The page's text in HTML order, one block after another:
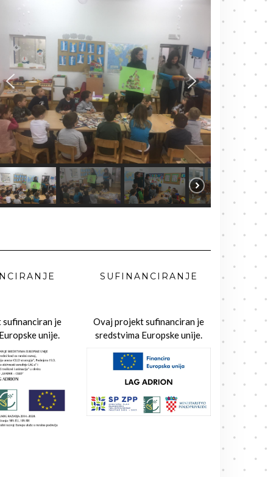
je
unije.
SUFINANCIRANJE
Ovaj projekt sufinanciran je
sredstvima Europske unije.